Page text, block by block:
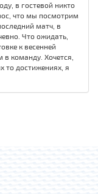
в гостевой никто
что мы посмотрим
матч, в
Что ожидать,
к весенней
в команду. Хочется,
то достижениях, я